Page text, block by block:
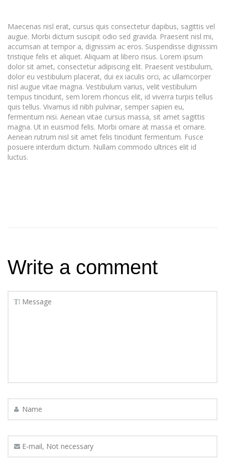
Maecenas nisl erat, cursus quis consectetur dapibus, sagittis vel
augue. Morbi dictum suscipit odio sed gravida. Praesent nisl mi,
accumsan at tempor a, dignissim ac eros. Suspendisse dignissim
tristique felis et aliquet. Aliquam at libero risus. Lorem ipsum
dolor sit amet, consectetur adipiscing elit. Praesent vestibulum,
dolor eu vestibulum placerat, dui ex iaculis orci, ac ullamcorper
nisl augue vitae magna. Vestibulum varius, velit vestibulum
tempus tincidunt, sem lorem rhoncus elit, id viverra turpis tellus
quis tellus. Vivamus id nibh pulvinar, semper sapien eu,
fermentum nisi. Aenean vitae cursus massa, sit amet sagittis
magna. Ut in euismod felis. Morbi ornare at massa et ornare.
Aenean rutrum nisl sit amet felis tincidunt fermentum. Fusce
posuere interdum dictum. Nullam commodo ultrices elit id
luctus.
Write a comment